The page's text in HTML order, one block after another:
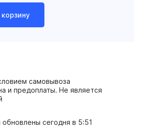
самовывоза
и предоплаты. Не является
сегодня в 5:51